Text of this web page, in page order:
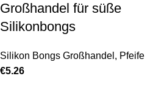
Großhandel für süße
Silikonbongs
Silikon Bongs Großhandel , Pfeife
€5.26